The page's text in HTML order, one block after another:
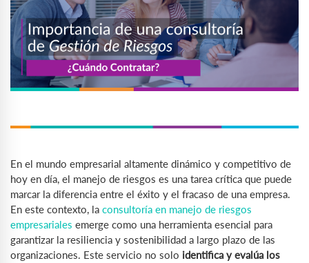
En el mundo empresarial altamente dinámico y competitivo de
hoy en día, el manejo de riesgos es una tarea crítica que puede
marcar la diferencia entre el éxito y el fracaso de una empresa.
En este contexto, la consultoría en manejo de riesgos
empresariales emerge como una herramienta esencial para
garantizar la resiliencia y sostenibilidad a largo plazo de las
organizaciones. Este servicio no solo identifica y evalúa los